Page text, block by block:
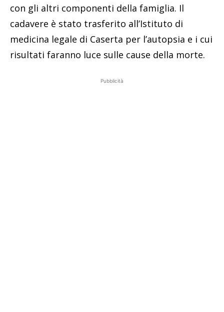
con gli altri componenti della famiglia. Il
cadavere è stato trasferito all’Istituto di
medicina legale di Caserta per l’autopsia e i cui
risultati faranno luce sulle cause della morte.
Pubblicità